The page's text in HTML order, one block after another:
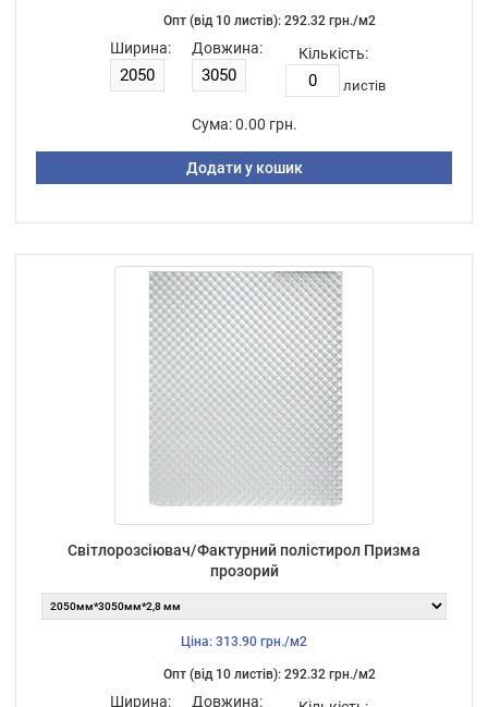
Опт (від 10 листiв): 292.32 грн./м2
Ширина: Довжина: Кількість:
листiв
Сума: 0.00 грн.
Додати у кошик
Світлорозсіювач/Фактурний полістирол Призма
прозорий
Ціна: 313.90 грн./м2
Опт (від 10 листiв): 292.32 грн./м2
Ширина: Довжина: